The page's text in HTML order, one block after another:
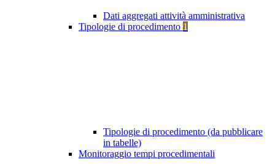
Dati aggregati attività amministrativa
Tipologie di procedimento 1
Tipologie di procedimento (da pubblicare
in tabelle)
Monitoraggio tempi procedimentali